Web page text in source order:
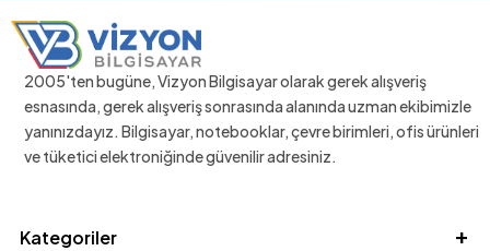
2005'ten bugüne, Vizyon Bilgisayar olarak gerek alışveriş
esnasında, gerek alışveriş sonrasında alanında uzman ekibimizle
yanınızdayız. Bilgisayar, notebooklar, çevre birimleri, ofis ürünleri
ve tüketici elektroniğinde güvenilir adresiniz.
Kategoriler